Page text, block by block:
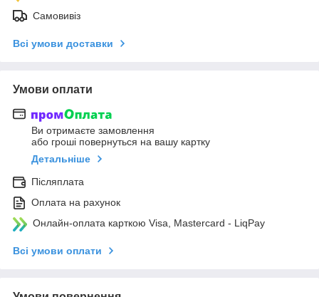
Самовивіз
Всі умови доставки
Умови оплати
Ви отримаєте замовлення
або гроші повернуться на вашу картку
Детальніше
Післяплата
Оплата на рахунок
Онлайн-оплата карткою Visa, Mastercard - LiqPay
Всі умови оплати